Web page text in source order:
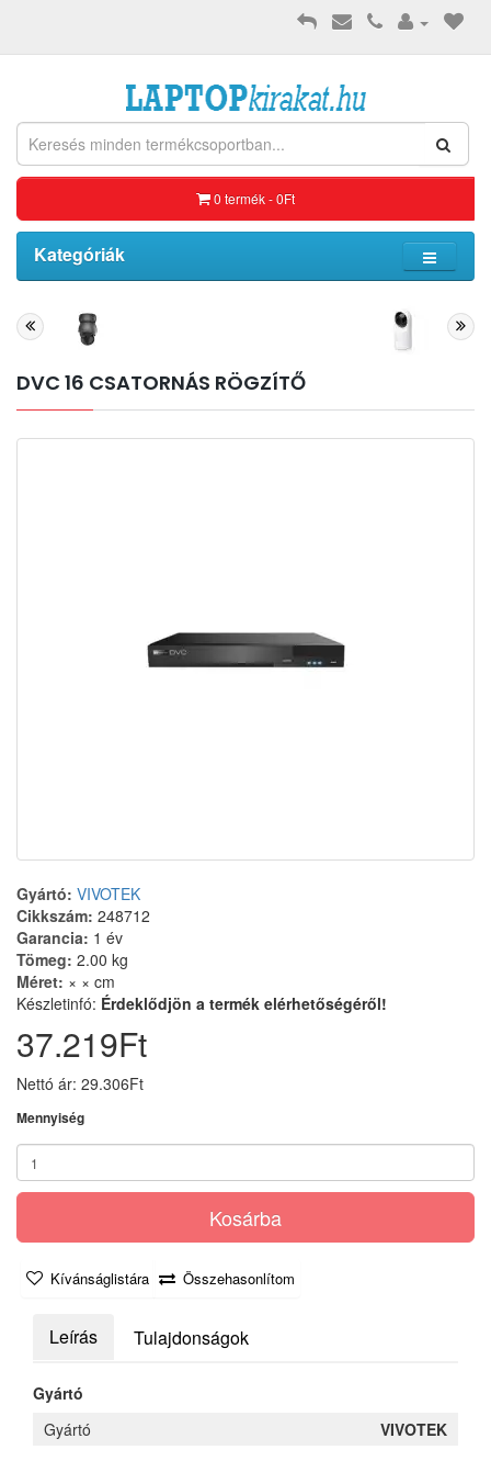
0 termék - 0Ft
Kategóriák
DVC 16 CSATORNÁS RÖGZÍTŐ
Gyártó: VIVOTEK
Cikkszám: 248712
Garancia: 1 év
Tömeg: 2.00 kg
Méret: × × cm
Készletinfó: Érdeklődjön a termék elérhetőségéről!
37.219Ft
Nettó ár: 29.306Ft
Mennyiség
Kosárba
Kívánságlistára Összehasonlítom
Leírás Tulajdonságok
Gyártó
Gyártó
VIVOTEK